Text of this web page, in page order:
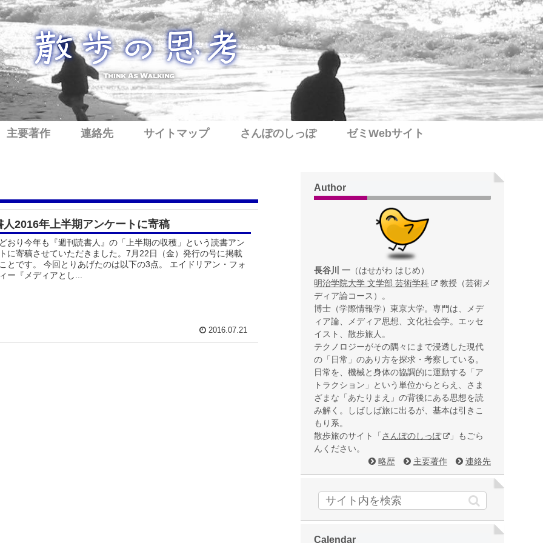
主要著作 連絡先 サイトマップ さんぽのしっぽ ゼミWebサイト
人2016年上半期アンケートに寄稿
おり今年も『週刊読書人』の「上半期の収穫」という読書アン
に寄稿させていただきました。7月22日（金）発行の号に掲載
とです。 今回とりあげたのは以下の3点。 エイドリアン・フォ
ー『メディアとし...
2016.07.21
Author
長谷川 一 （はせがわ はじめ）
明治学院大学 文学部 芸術学科
教授（芸術メ
ディア論コース）。
博士（学際情報学）東京大学。専門は、メデ
ィア論、メディア思想、文化社会学。エッセ
イスト、散歩旅人。
テクノロジーがその隅々にまで浸透した現代
の「日常」のあり方を探求・考察している。
日常を、機械と身体の協調的に運動する「ア
トラクション」という単位からとらえ、さま
ざまな「あたりまえ」の背後にある思想を読
み解く。しばしば旅に出るが、基本は引きこ
もり系。
散歩旅のサイト「 さんぽのしっぽ
」もごら
んください。
略歴
主要著作 連絡先
Calendar